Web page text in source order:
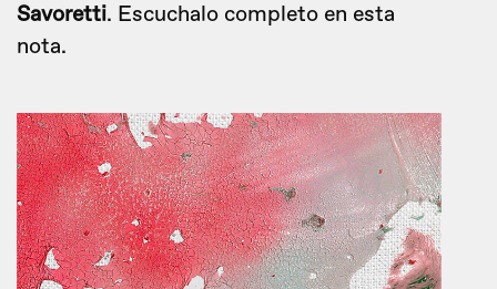
Savoretti. Escuchalo completo en esta
nota.